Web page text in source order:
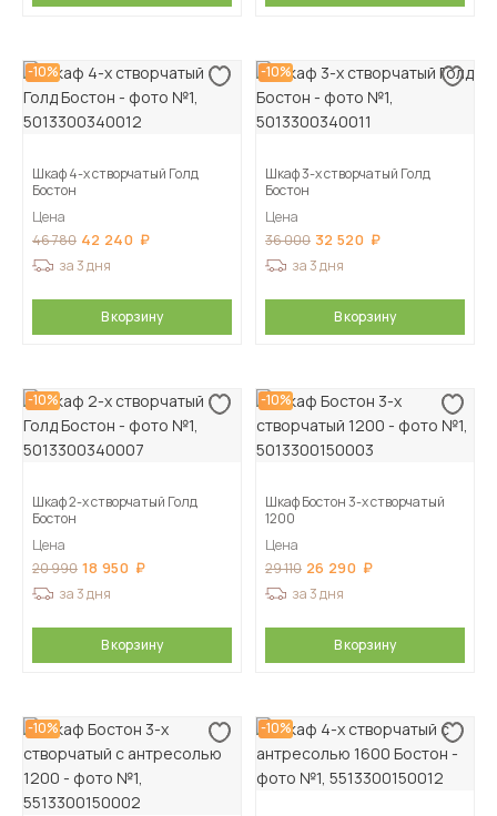
-10%
Шкаф 4-х створчатый Голд
Бостон
Цена
46 780 42 240
за 3 дня
В корзину
-10%
Шкаф 3-х створчатый Голд
Бостон
Цена
36 000 32 520
за 3 дня
В корзину
-10%
Шкаф 2-х створчатый Голд
Бостон
Цена
20 990 18 950
за 3 дня
В корзину
-10%
Шкаф Бостон 3-х створчатый
1200
Цена
29 110 26 290
за 3 дня
В корзину
-10% -10%